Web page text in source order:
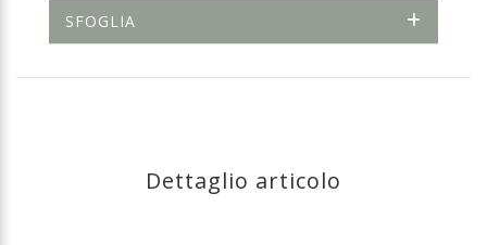
SFOGLIA
Dettaglio articolo